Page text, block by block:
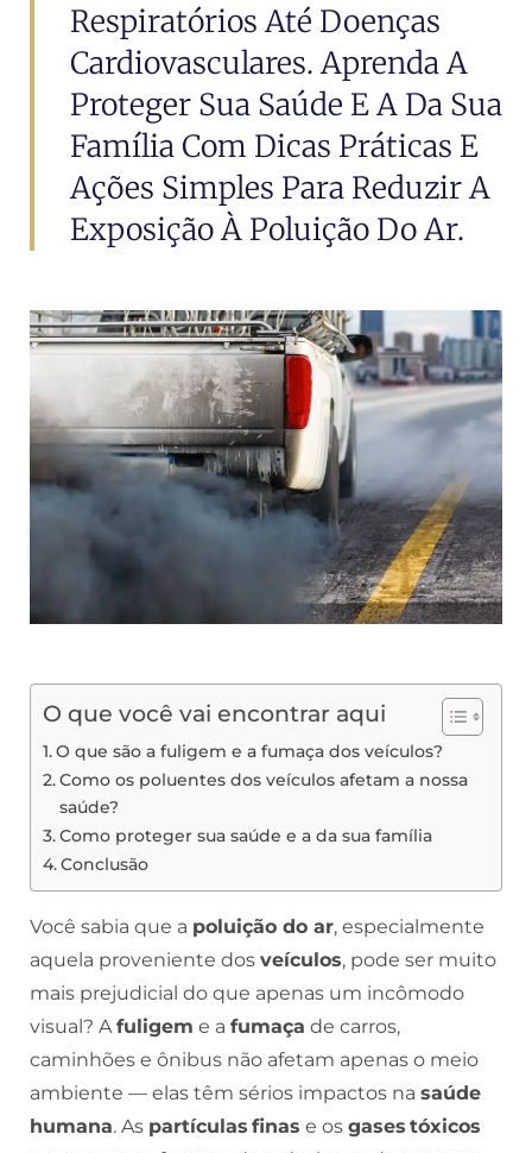
Respiratórios Até Doenças
Cardiovasculares. Aprenda A
Proteger Sua Saúde E A Da Sua
Família Com Dicas Práticas E
Ações Simples Para Reduzir A
Exposição À Poluição Do Ar.
O que você vai encontrar aqui
O que são a fuligem e a fumaça dos veículos?
Como os poluentes dos veículos afetam a nossa
saúde?
Como proteger sua saúde e a da sua família
Conclusão
Você sabia que a poluição do ar, especialmente
aquela proveniente dos veículos, pode ser muito
mais prejudicial do que apenas um incômodo
visual? Afuligem e a fumaça de carros,
caminhões e ônibus não afetam apenas o meio
ambiente — elas têm sérios impactos na saúde
humana. As partículas finas e os gases tóxicos